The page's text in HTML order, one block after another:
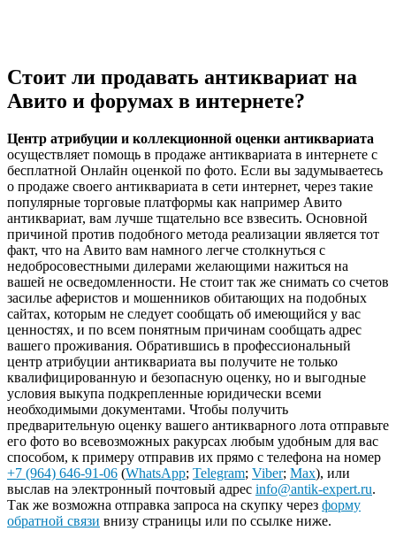
Стоит ли продавать антиквариат на
Авито и форумах в интернете?
Центр атрибуции и коллекционной оценки антиквариата
осуществляет помощь в продаже антиквариата в интернете с
бесплатной Онлайн оценкой по фото. Если вы задумываетесь
о продаже своего антиквариата в сети интернет, через такие
популярные торговые платформы как например Авито
антиквариат, вам лучше тщательно все взвесить. Основной
причиной против подобного метода реализации является тот
факт, что на Авито вам намного легче столкнуться с
недобросовестными дилерами желающими нажиться на
вашей не осведомленности. Не стоит так же снимать со счетов
засилье аферистов и мошенников обитающих на подобных
сайтах, которым не следует сообщать об имеющийся у вас
ценностях, и по всем понятным причинам сообщать адрес
вашего проживания. Обратившись в профессиональный
центр атрибуции антиквариата вы получите не только
квалифицированную и безопасную оценку, но и выгодные
условия выкупа подкрепленные юридически всеми
необходимыми документами. Чтобы получить
предварительную оценку вашего антикварного лота отправьте
его фото во всевозможных ракурсах любым удобным для вас
способом, к примеру отправив их прямо с телефона на номер
+7 (964) 646-91-06 (WhatsApp; Telegram; Viber; Max), или
выслав на электронный почтовый адрес info@antik-expert.ru.
Так же возможна отправка запроса на скупку через форму
обратной связи внизу страницы или по ссылке ниже.